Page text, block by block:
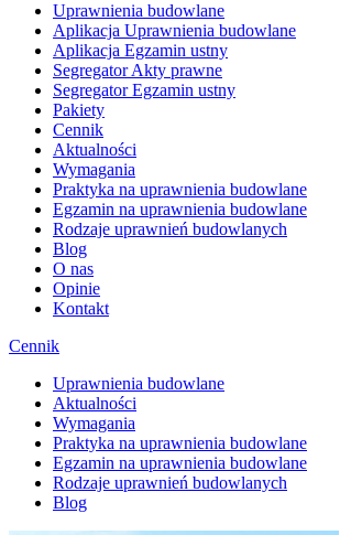
Uprawnienia budowlane
Aplikacja Uprawnienia budowlane
Aplikacja Egzamin ustny
Segregator Akty prawne
Segregator Egzamin ustny
Pakiety
Cennik
Aktualności
Wymagania
Praktyka na uprawnienia budowlane
Egzamin na uprawnienia budowlane
Rodzaje uprawnień budowlanych
Blog
O nas
Opinie
Kontakt
Cennik
Uprawnienia budowlane
Aktualności
Wymagania
Praktyka na uprawnienia budowlane
Egzamin na uprawnienia budowlane
Rodzaje uprawnień budowlanych
Blog